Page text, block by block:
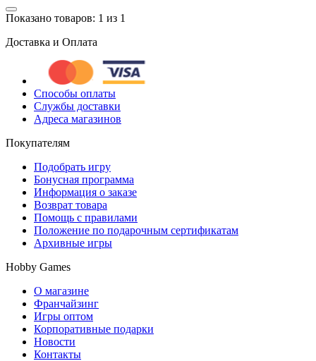
Показано товаров: 1 из 1
Доставка и Оплата
Способы оплаты
Службы доставки
Адреса магазинов
Покупателям
Подобрать игру
Бонусная программа
Информация о заказе
Возврат товара
Помощь с правилами
Положение по подарочным сертификатам
Архивные игры
Hobby Games
О магазине
Франчайзинг
Игры оптом
Корпоративные подарки
Новости
Контакты